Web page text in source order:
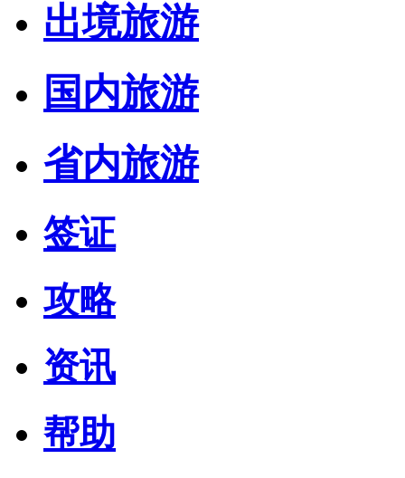
出境旅游
国内旅游
省内旅游
签证
攻略
资讯
帮助